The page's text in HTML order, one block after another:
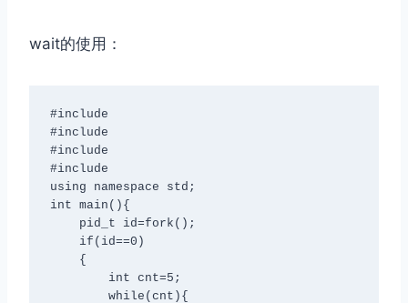
wait的使用：
#include
#include
#include
#include
using namespace std;
int main(){